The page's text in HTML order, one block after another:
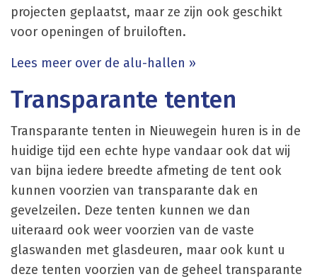
projecten geplaatst, maar ze zijn ook geschikt
voor openingen of bruiloften.
Lees meer over de alu-hallen »
Transparante tenten
Transparante tenten in Nieuwegein huren is in de
huidige tijd een echte hype vandaar ook dat wij
van bijna iedere breedte afmeting de tent ook
kunnen voorzien van transparante dak en
gevelzeilen. Deze tenten kunnen we dan
uiteraard ook weer voorzien van de vaste
glaswanden met glasdeuren, maar ook kunt u
deze tenten voorzien van de geheel transparante